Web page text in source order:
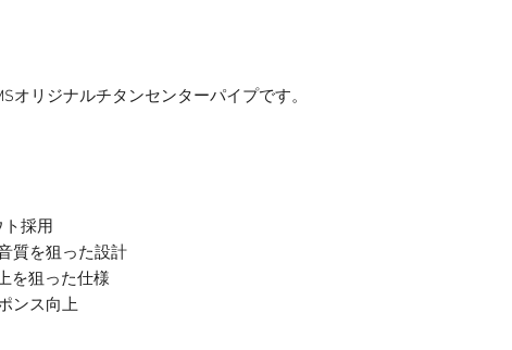
オリジナルチタンセンターパイプです。
ト採用
質を狙った設計
を狙った仕様
ンス向上